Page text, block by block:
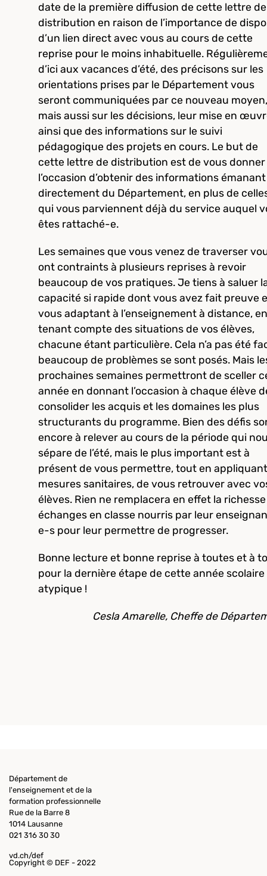
date de la première diffusion de cette lettre de
distribution en raison de l’importance de
d’un lien direct avec vous au cours de cette
reprise pour le moins inhabituelle.
d’ici aux vacances d’été, des précisons sur les
orientations prises par le Département vous
seront communiquées par ce nouveau moyen,
mais aussi sur les décisions, leur mise en
ainsi que des informations sur le suivi
pédagogique des projets en cours. Le but de
cette lettre de distribution est de vous donner
l’occasion d’obtenir des informations émanant
directement du Département, en plus de
qui vous parviennent déjà du service auquel
êtes rattaché-e.
Les semaines que vous venez de traverser
ont contraints à plusieurs reprises à revoir
beaucoup de vos pratiques. Je tiens à saluer
capacité si rapide dont vous avez fait preuve
vous adaptant à l’enseignement à distance, en
tenant compte des situations de vos élèves,
chacune étant particulière. Cela n’a pas été
beaucoup de problèmes se sont posés. Mais
prochaines semaines permettront de sceller
année en donnant l’occasion à chaque élève
consolider les acquis et les domaines les plus
structurants du programme. Bien des défis
encore à relever au cours de la période qui
sépare de l’été, mais le plus important est à
présent de vous permettre, tout en
mesures sanitaires, de vous retrouver avec
élèves. Rien ne remplacera en effet la
échanges en classe nourris par leur
e-s pour leur permettre de progresser.
Bonne lecture et bonne reprise à toutes et à
pour la dernière étape de cette année scolaire
atypique !
Cesla Amarelle, Cheffe de
Département de
l'enseignement et de la
formation professionnelle
Rue de la Barre 8
1014 Lausanne
021 316 30 30
vd.ch/def
Copyright © DEF - 2022